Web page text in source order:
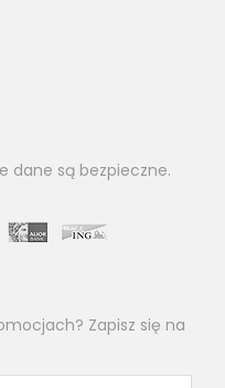
dane są bezpieczne.
Zapisz się na